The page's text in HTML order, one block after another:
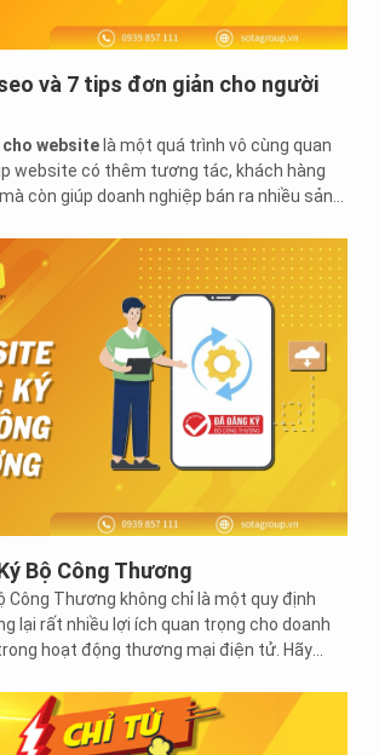
và 7 tips đơn giản cho người
cho website là một quá trình vô cùng quan
website có thêm tương tác, khách hàng
còn giúp doanh nghiệp bán ra nhiều sản
cho người mớigiúp bạn sẽ thấy thoải mái
viết cũng trở nên tự nhiên, mượt mà, dễ đọc
vẫn đáp ứng được những yêu cầu từ
Bộ Công Thương
Công Thương không chỉ là một quy định
lại rất nhiều lợi ích quan trọng cho doanh
hoạt động thương mại điện tử. Hãy
viết dưới đây.